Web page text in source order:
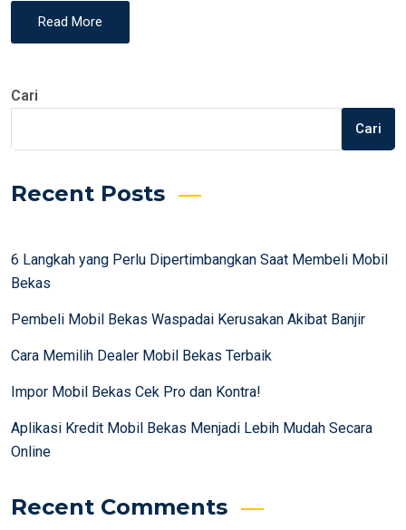
Read More
Cari
Cari
Recent Posts
6 Langkah yang Perlu Dipertimbangkan Saat Membeli Mobil
Bekas
Pembeli Mobil Bekas Waspadai Kerusakan Akibat Banjir
Cara Memilih Dealer Mobil Bekas Terbaik
Impor Mobil Bekas Cek Pro dan Kontra!
Aplikasi Kredit Mobil Bekas Menjadi Lebih Mudah Secara
Online
Recent Comments